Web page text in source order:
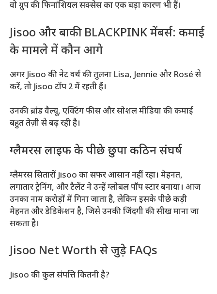
वो ग्रुप की फिनांशियल सक्सेस का एक बड़ा कारण भी हैं।
Jisoo और बाकी BLACKPINK मेंबर्स: कमाई
के मामले में कौन आगे
अगर Jisoo की नेट वर्थ की तुलना Lisa, Jennie और Rosé से
करें, तो Jisoo टॉप 2 में रहती हैं।
उनकी ब्रांड वैल्यू, एक्टिंग फीस और सोशल मीडिया की कमाई
बहुत तेज़ी से बढ़ रही है।
ग्लैमरस लाइफ के पीछे छुपा कठिन संघर्ष
ग्लैमरस सितारों Jisoo का सफर आसान नहीं रहा। मेहनत,
लगातार ट्रेनिंग, और टैलेंट ने उन्हें ग्लोबल पॉप स्टार बनाया। आज
उनका नाम करोड़ों में गिना जाता है, लेकिन इसके पीछे कड़ी
मेहनत और डेडिकेशन है, जिसे उनकी जिंदगी की सीख माना जा
सकता है।
Jisoo Net Worth से जुड़े FAQs
Jisoo की कुल संपत्ति कितनी है?